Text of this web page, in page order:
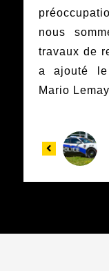
nous
travaux de
a ajouté le
Mario